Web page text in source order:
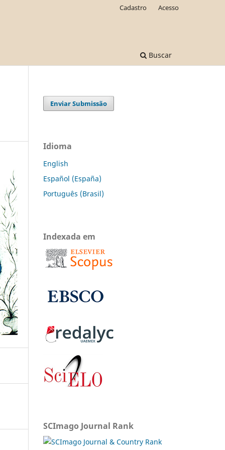
Buscar
Cadastro Acesso
Enviar Submissão
Idioma
English
Español (España)
Português (Brasil)
Indexada em
SCImago Journal Rank